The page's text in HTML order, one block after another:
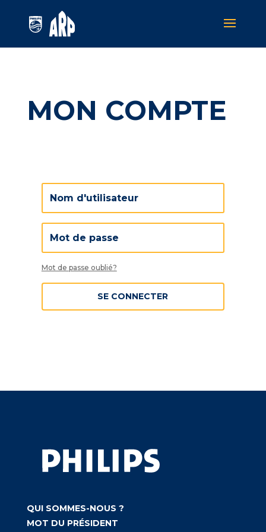
MON COMPTE
Mot de passe oublié?
SE CONNECTER
QUI SOMMES-NOUS ?
MOT DU PRÉSIDENT